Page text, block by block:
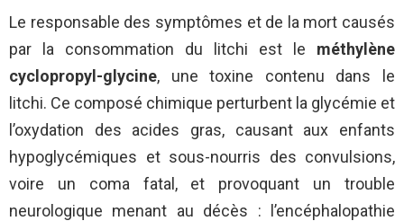
Le responsable des symptômes et de la mort causés
par la consommation du litchi est le méthylène
cyclopropyl-glycine, une toxine contenu dans le
litchi. Ce composé chimique perturbent la glycémie et
l’oxydation des acides gras, causant aux enfants
hypoglycémiques et sous-nourris des convulsions,
voire un coma fatal, et provoquant un trouble
neurologique menant au décès : l’encéphalopathie